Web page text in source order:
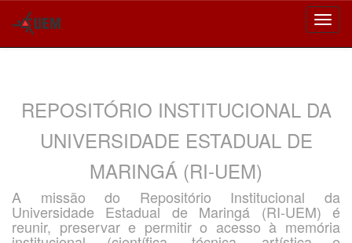
REPOSITÓRIO INSTITUCIONAL DA
UNIVERSIDADE ESTADUAL DE
MARINGÁ (RI-UEM)
A missão do Repositório Institucional da
Universidade Estadual de Maringá (RI-UEM) é
reunir, preservar e permitir o acesso à memória